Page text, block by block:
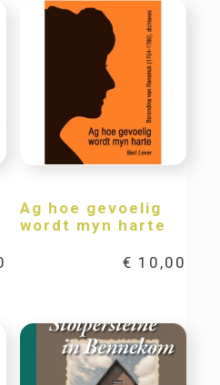
Ag hoe gevoelig
wordt myn harte
€ 10,00